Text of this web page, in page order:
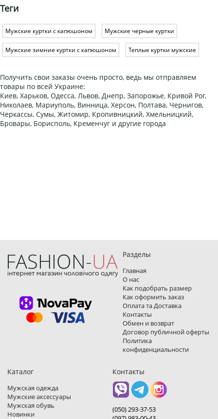
Теги
Мужские куртки с капюшоном Мужские черные куртки
Мужские зимние куртки с капюшоном Теплые куртки мужские
Получить свои заказы очень просто, ведь мы отправляем
товары по всей Украине:
Киев, Харьков, Одесса, Львов, Днепр, Запорожье, Кривой Рог,
Николаев, Мариуполь, Винница, Херсон, Полтава, Чернигов,
Черкассы, Сумы, Житомир, Кропивницкий, Хмельницкий,
Бровары, Борисполь, Кременчуг и другие города
Разделы
Главная
О нас
Как подобрать размер
Как оформить заказ
Оплата та Доставка
Контакты
Обмен и возврат
Договор публичной оферты
Политика
конфиденциальности
Каталог
Мужская одежда
Мужские аксессуары
Мужская обувь
Новинки
Контакты
(050) 293-37-53